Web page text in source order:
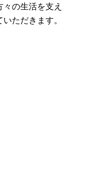
の生活を支え
ただきます。